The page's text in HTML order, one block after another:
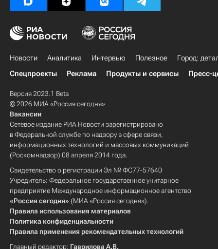
Новости Аналитика Интервью Полезное
Город:
Спецпроекты
Реклама Продукты и сервисы Пресс-
Версия 2023.1 Beta
© 2026 МИА «Россия сегодня»
Вакансии
Сетевое издание РИА Новости зарегистрировано
в Федеральной службе по надзору в сфере связи,
информационных технологий и массовых коммуникаций
(Роскомнадзор) 08 апреля 2014 года.
Свидетельство о регистрации Эл № ФС77-57640
Учредитель: Федеральное государственное унитарное
предприятие Международное информационное агентство
«Россия сегодня» (МИА «Россия сегодня»).
Правила использования материалов
Политика конфиденциальности
Правила применения рекомендательных технологий
Главный редактор: Гаврилова А.В.